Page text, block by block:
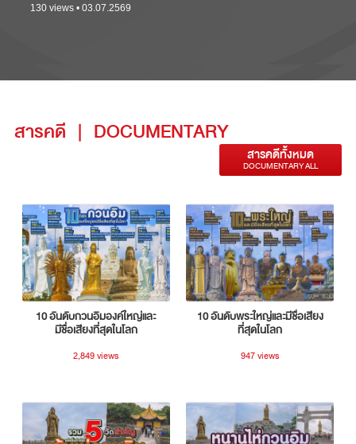
130 views • 03.07.2569
สารคดี | DOCUMENTARY
สารคดีทั้งหมด
DOCUMENTARY ALL
10 อันดับกวนอิมองค์ใหญ่และ
มีชื่อเสียงที่สุดในโลก
2,849 views
10 อันดับพระใหญ่และมีชื่อเสียง
ที่สุดในโลก
947 views